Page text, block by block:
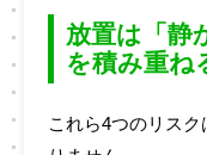
放置は「静
を積み重ね
これら4つのリス